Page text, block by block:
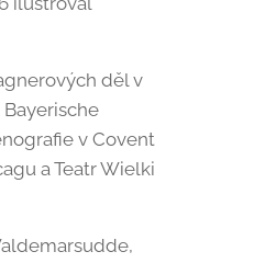
děl v
v Covent
a Teatr Wielki